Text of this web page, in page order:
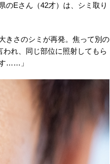
のEさん（42才）は、シミ取り
きさのシミが再発。焦って別の
われ、同じ部位に照射してもら
……」